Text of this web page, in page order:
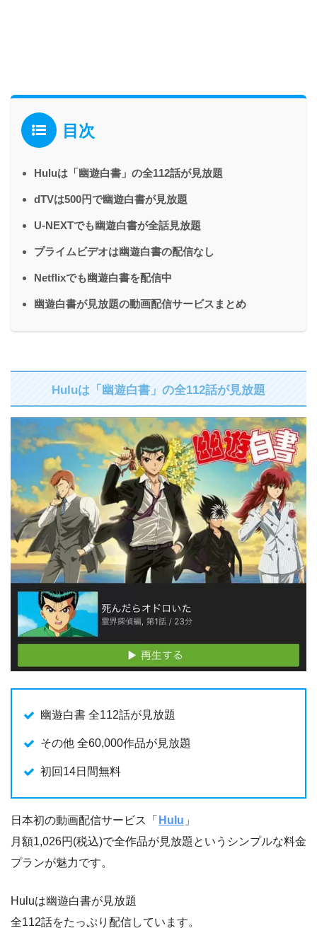
目次
Huluは「幽遊白書」の全112話が見放題
dTVは500円で幽遊白書が見放題
U-NEXTでも幽遊白書が全話見放題
プライムビデオは幽遊白書の配信なし
Netflixでも幽遊白書を配信中
幽遊白書が見放題の動画配信サービスまとめ
Huluは「幽遊白書」の全112話が見放題
幽遊白書 全112話が見放題
その他 全60,000作品が見放題
初回14日間無料
日本初の動画配信サービス「 Hulu 」
月額1,026円(税込)で全作品が見放題というシンプルな料金
プランが魅力です。
Huluは幽遊白書が見放題
全112話をたっぷり配信しています。